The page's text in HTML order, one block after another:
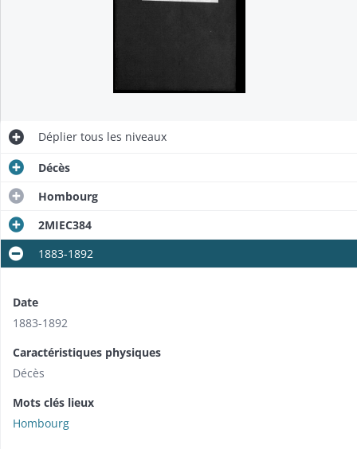
Déplier tous les niveaux
Décès
Hombourg
2MIEC384
1883-1892
Date
1883-1892
Caractéristiques physiques
Décès
Mots clés lieux
Hombourg